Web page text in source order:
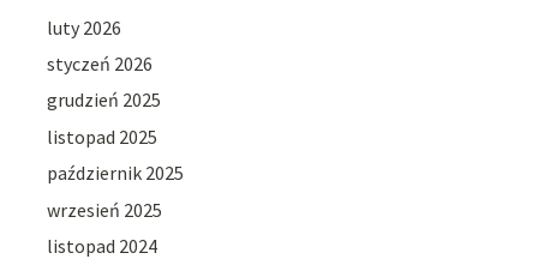
luty 2026
styczeń 2026
grudzień 2025
listopad 2025
październik 2025
wrzesień 2025
listopad 2024